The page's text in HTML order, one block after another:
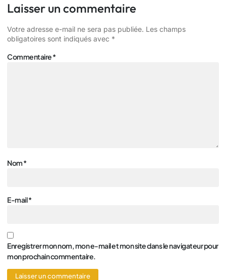
Laisser un commentaire
Votre adresse e-mail ne sera pas publiée. Les champs
obligatoires sont indiqués avec *
Commentaire*
Nom*
E-mail*
Enregistrer mon nom, mon e-mail et mon site dans le navigateur pour
mon prochain commentaire.